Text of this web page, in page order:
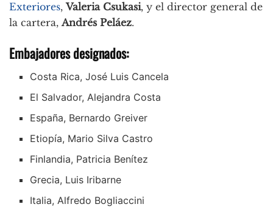
Exteriores,Valeria Csukasi, y el director general de
la cartera, Andrés Peláez.
Embajadores designados:
Costa Rica, José Luis Cancela
El Salvador, Alejandra Costa
España, Bernardo Greiver
Etiopía, Mario Silva Castro
Finlandia, Patricia Benítez
Grecia, Luis Iribarne
Italia, Alfredo Bogliaccini